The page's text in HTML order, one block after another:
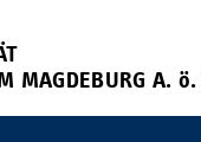
MAGDEBURG A.